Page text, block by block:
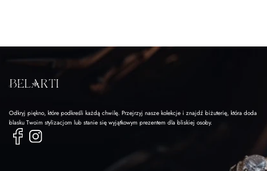
Odkryj piękno, które podkreśli każdą chwilę. Przejrzyj nasze kolekcje i znajdź biżuterię, która doda
blasku Twoim stylizacjom lub stanie się wyjątkowym prezentem dla bliskiej osoby.